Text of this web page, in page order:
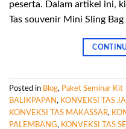
peserta. Dalam artikel ini,
Tas souvenir Mini Sling
Posted in Blog, Paket Seminar Kit
BALIKPAPAN, KONVEKSI TAS
KONVEKSI TAS MAKASSAR,
PALEMBANG, KONVEKSI TAS